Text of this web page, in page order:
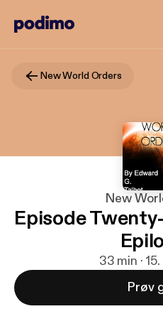
New World Orders
New
Episode
33 min ·
Prøv